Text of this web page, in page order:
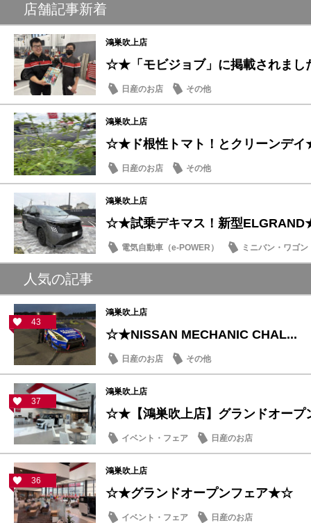
店舗記事新着
鴻巣吹上店
☆★「モビジョブ」に掲載されま
日産のお店 その他
鴻巣吹上店
☆★ド根性トマト！とクリーンデ
日産のお店 その他
鴻巣吹上店
☆★試乗デキマス！新型
電気自動車（e-POWER）
ミニバン・ワゴン
日産のお店
人気の記事
43
鴻巣吹上店
☆★NISSAN MECHANIC CHAL...
日産のお店 その他
37
鴻巣吹上店
☆★【鴻巣吹上店】グランドオー
イベント・フェア 日産のお店
36
鴻巣吹上店
☆★グランドオープンフェア★☆
イベント・フェア 日産のお店